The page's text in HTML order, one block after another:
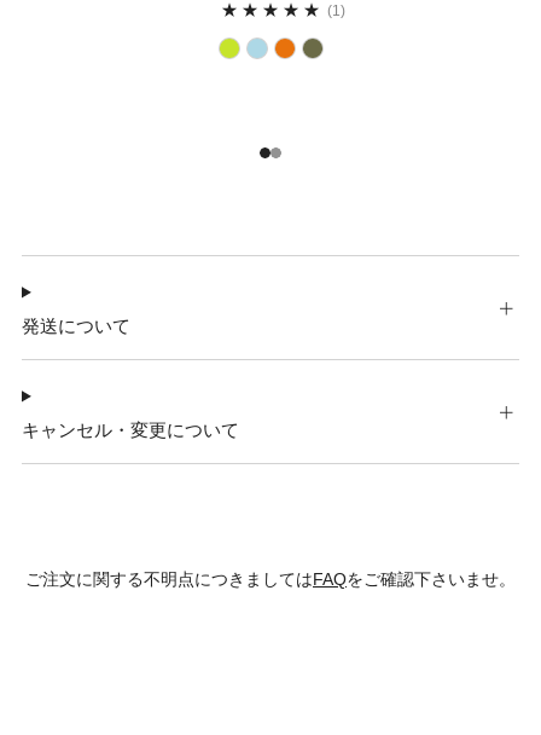
(1)1
発送について
キャンセル・変更について
ご注文に関する不明点につきましてはFAQをご確認下さいませ。